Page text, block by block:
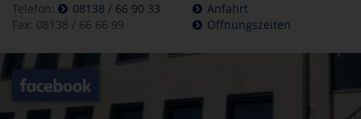
Telefon:
08138 / 66 90 33
Fax: 08138 / 66 66 99
Anfahrt
Öffnungszeiten